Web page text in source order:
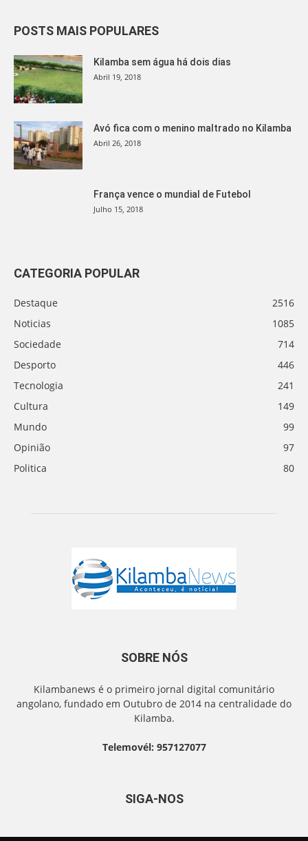
POSTS MAIS POPULARES
Kilamba sem água há dois dias
Abril 19, 2018
Avó fica com o menino maltrado no Kilamba
Abril 26, 2018
França vence o mundial de Futebol
Julho 15, 2018
CATEGORIA POPULAR
Destaque
2516
Noticias
1085
Sociedade
714
Desporto
446
Tecnologia
241
Cultura
149
Mundo
99
Opinião
97
Politica
80
SOBRE NÓS
Kilambanews é o primeiro jornal digital comunitário
angolano, fundado em Outubro de 2014 na centralidade do
Kilamba.
Telemovél: 957127077
SIGA-NOS